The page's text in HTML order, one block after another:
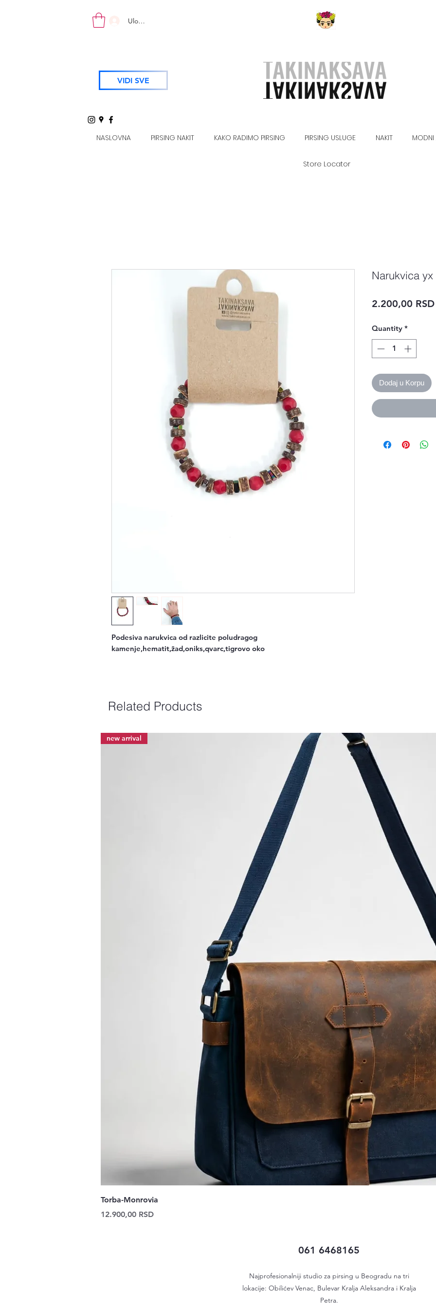
Uloguj se
VIDI SVE
NASLOVNA PIRSING NAKIT KAKO RADIMO PIRSING PIRSING USLUGE NAKIT MODNI
Store Locator
Podesiva narukvica od razlicite poludragog
kamenje,hematit,žad,oniks,qvarc,tigrovo oko
Narukvica yx
2.200,00 RSD
Quantity *
Dodaj u Korpu
Related Products
new arrival
Torba-Monrovia
Price
12.900,00 RSD
061 6468165
Najprofesionalniji studio za pirsing u Beogradu na tri
lokacije: Obilićev Venac, Bulevar Kralja Aleksandra i Kralja
Petra.